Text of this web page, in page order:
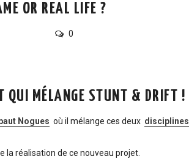
OR REAL LIFE ?
0
QUI MÉLANGE STUNT & DRIFT !
Nogues où il mélange ces deux disciplines
la réalisation de ce nouveau projet.